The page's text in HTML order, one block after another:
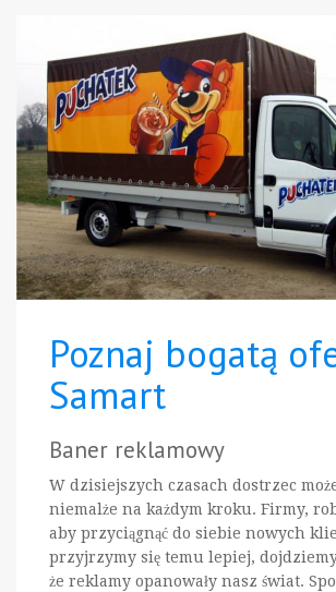
Poznaj bogatą
Samart
Baner reklamowy
W dzisiejszych czasach dostrzec
niemalże na każdym kroku. Firmy,
aby przyciągnąć do siebie nowych
przyjrzymy się temu lepiej,
że reklamy opanowały nasz świat.